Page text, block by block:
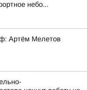
небо...
Артём Мелетов